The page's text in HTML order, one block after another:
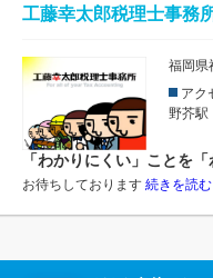
工藤幸太郎税理士事務
福岡県
アク
野芥駅
「わかりにくい」ことを「
お待ちしております 続きを読む